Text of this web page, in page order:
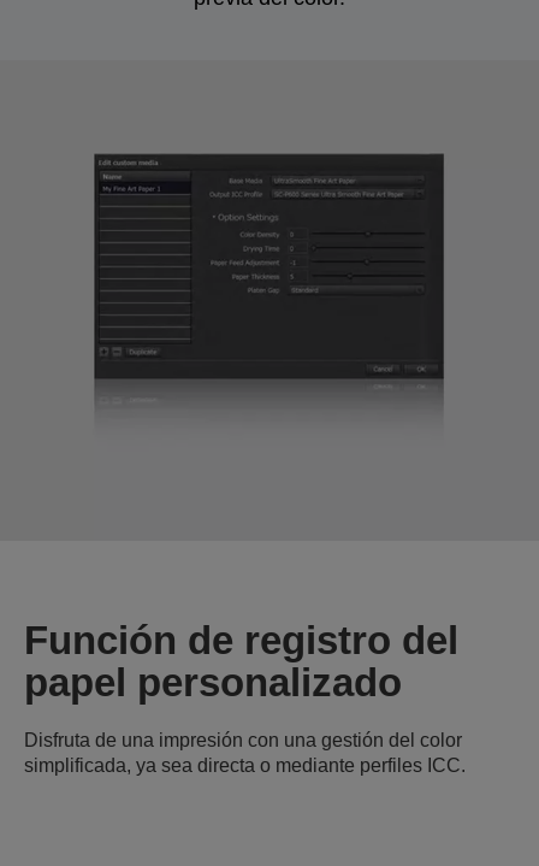
Función de registro del
papel personalizado
Disfruta de una impresión con una gestión del color
simplificada, ya sea directa o mediante perfiles ICC.